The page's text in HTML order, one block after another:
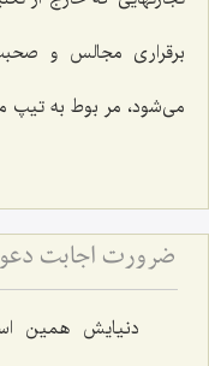
برقراری مجالس و
می‌شود، مر بوط به تیپ
دنیایش همین